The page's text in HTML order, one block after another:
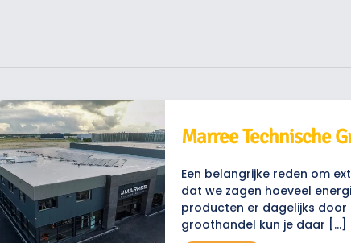
Marree Technische
Een belangrijke reden om
dat we zagen hoeveel
producten er dagelijks door
groothandel kun je daar […]